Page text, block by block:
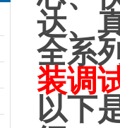
达、
全系
装调
以下